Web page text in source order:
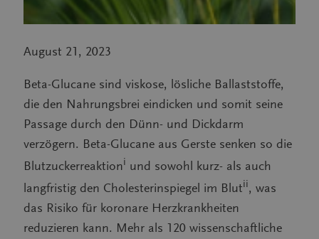
August 21, 2023
Beta-Glucane sind viskose, lösliche Ballaststoffe,
die den Nahrungsbrei eindicken und somit seine
Passage durch den Dünn- und Dickdarm
verzögern. Beta-Glucane aus Gerste senken so die
Blutzuckerreaktioni und sowohl kurz- als auch
langfristig den Cholesterinspiegel im Blutii, was
das Risiko für koronare Herzkrankheiten
reduzieren kann. Mehr als 120 wissenschaftliche